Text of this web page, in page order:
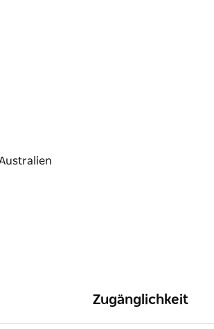
Zugänglichkeit